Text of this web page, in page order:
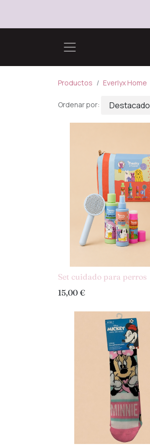
Productos Everlyx Home
Ordenar por: Destacado
Set cuidado para perros
15,00 €